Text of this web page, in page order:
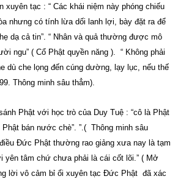
xuyên tạc : “ Các khái niệm này phóng chiếu
nhưng có tính lừa dối lanh lợi, bày đặt ra để
dạ cả tin”. “ Nhân và quả thường được mô
ngu” ( Cổ Phật quyền năng ). “ Không phải
dù che lọng đến cúng dường, lạy lục, nếu thế
Thông minh sâu thẳm).
Phật với học trò của Duy Tuệ : “cô là Phật
bán nước chè”. ”.( Thông minh sâu
Đức Phật thường rao giảng xưa nay là tạm
yên tâm chứ chưa phải là cái cốt lõi.” ( Mở
lời vô cảm bỉ ổi xuyên tạc Đức Phật đã xác